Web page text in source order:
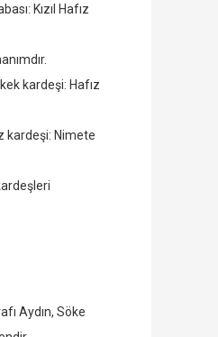
Kızıl Hafız
kardeşi: Hafız
kardeşi: Nimete
Aydın, Söke